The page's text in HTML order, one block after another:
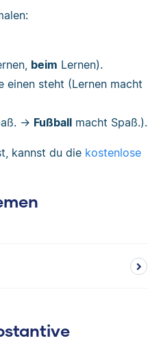
beim Lernen).
einen steht (Lernen macht
→ Fußball macht Spaß.).
kannst du die kostenlose